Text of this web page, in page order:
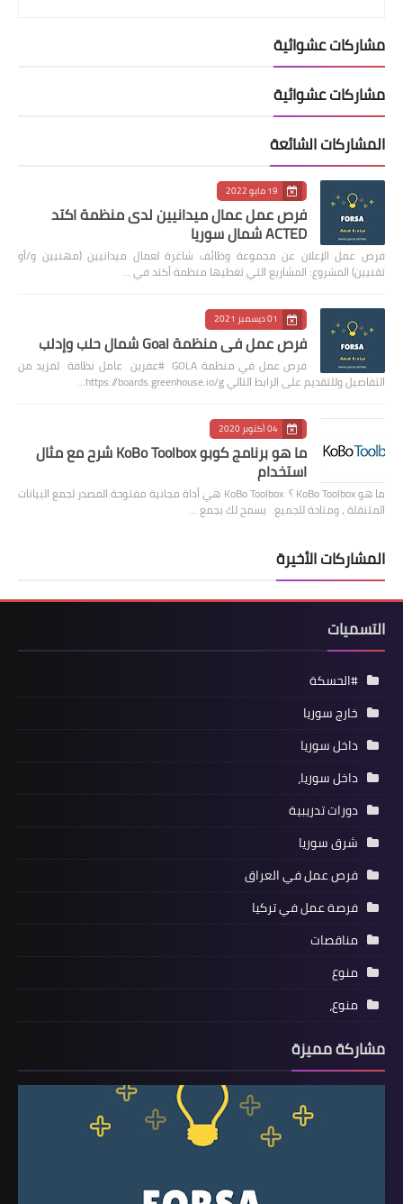
مشاركات عشوائية
مشاركات عشوائية
المشاركات الشائعة
19 مايو 2022
فرص عمل عمال ميدانيين لدى منظمة اكتد
ACTED شمال سوريا
فرص عمل الإعلان عن مجموعة وظائف شاغرة لعمال ميدانيين (مهنيين و/أو
تقنيين) المشروع: المشاريع التي تغطيها منظمة أكتد في …
01 ديسمبر 2021
فرص عمل في منظمة Goal شمال حلب وإدلب
فرص عمل في منظمة GOLA #عفرين عامل نظافة لمزيد من
التفاصيل وللتقديم على الرابط التالي https://boards.greenhouse.io/g…
04 أكتوبر 2020
ما هو برنامج كوبو KoBo Toolbox شرح مع مثال
استخدام
ما هو KoBo Toolbox ؟ KoBo Toolbox هي أداة مجانية مفتوحة المصدر لجمع البيانات
المتنقلة ، ومتاحة للجميع. يسمح لك بجمع …
المشاركات الأخيرة
التسميات
#الحسكة
خارج سوريا
داخل سوريا
داخل سوريا،
دورات تدريبية
شرق سوريا
فرص عمل في العراق
فرصة عمل في تركيا
مناقصات
منوع
منوع،
مشاركة مميزة